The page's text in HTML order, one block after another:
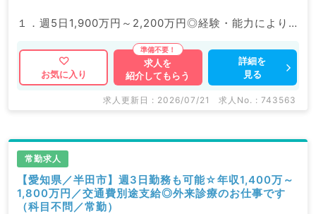
１．週5日1,900万円～2,200万円◎経験・能力により
２．マイカー通勤可能！
お気に入り
求人を
紹介してもらう
詳細を
見る
求人更新日 : 2026/07/21 求人No. : 743563
常勤求人
【愛知県／半田市】週3日勤務も可能☆年収1,400万～
1,800万円／交通費別途支給◎外来診療のお仕事です
（科目不問／常勤）